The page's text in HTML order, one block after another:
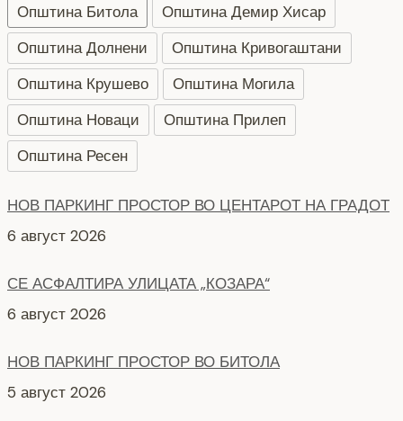
Општина Битола
Општина Демир Хисар
Општина Долнени
Општина Кривогаштани
Општина Крушево
Општина Могила
Општина Новаци
Општина Прилеп
Општина Ресен
НОВ ПАРКИНГ ПРОСТОР ВО ЦЕНТАРОТ НА ГРАДОТ
6 август 2026
СЕ АСФАЛТИРА УЛИЦАТА „КОЗАРА“
6 август 2026
НОВ ПАРКИНГ ПРОСТОР ВО БИТОЛА
5 август 2026